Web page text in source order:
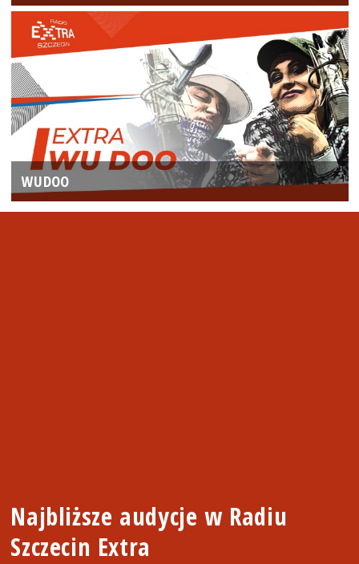
WUDOO
Najbliższe audycje w Radiu
Szczecin Extra